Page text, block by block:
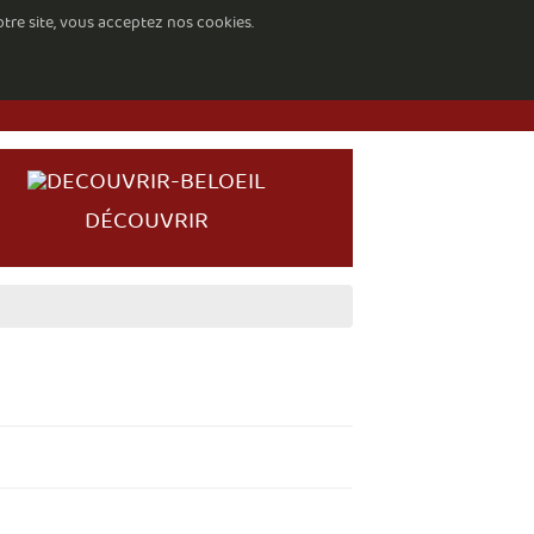
site, vous acceptez nos cookies.
DÉCOUVRIR